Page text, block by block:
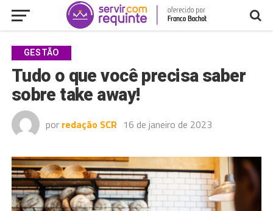
GESTÃO
Tudo o que você precisa saber
sobre take away!
por redação SCR 16 de janeiro de 2023